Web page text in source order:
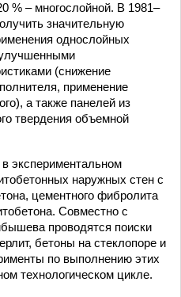
% – многослойной. В 1981–
значительную
однослойных
улучшенными
(снижение
применение
а также панелей из
твердения объемной
экспериментальном
наружных стен с
цементного фибролита
Совместно с
проводятся поиски
бетоны на стеклопоре и
по выполнению этих
технологическом цикле.